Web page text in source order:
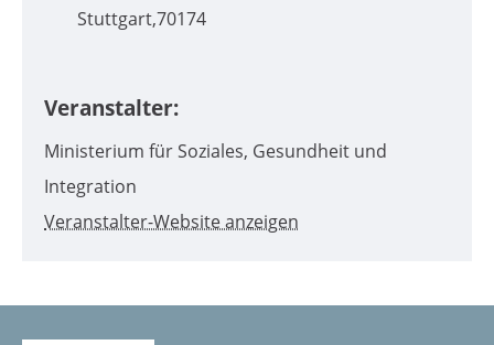
Stuttgart,70174
Veranstalter:
Ministerium für Soziales, Gesundheit und
Integration
Veranstalter-Website anzeigen